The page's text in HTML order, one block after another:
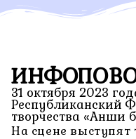
31 октября 2023
Республиканский
творчества «Анши
На сцене выступят